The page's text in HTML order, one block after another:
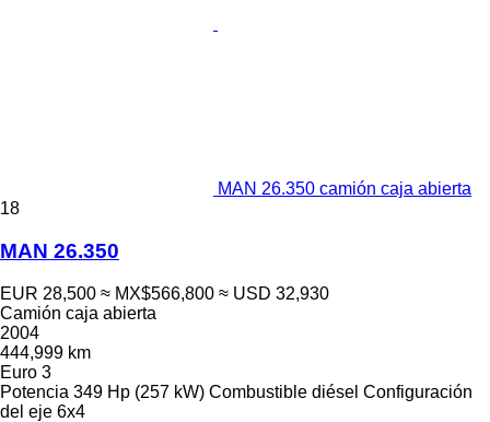
MAN 26.350 camión caja abierta
18
MAN 26.350
EUR 28,500 ≈ MX$566,800 ≈ USD 32,930
Camión caja abierta
2004
444,999 km
Euro 3
Potencia 349 Hp (257 kW) Combustible diésel Configuración
del eje 6x4